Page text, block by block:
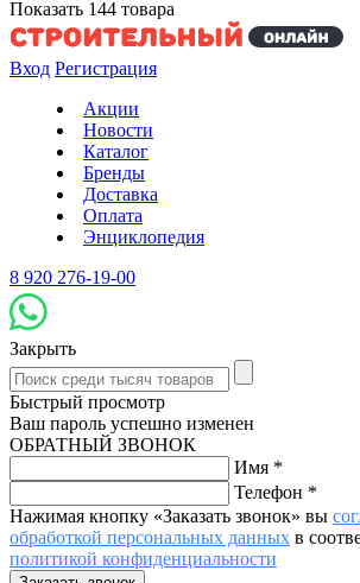
Показать 144 товара
Вход Регистрация
Акции
Новости
Каталог
Бренды
Доставка
Оплата
Энциклопедия
8 920 276-19-00
Закрыть
Быстрый просмотр
Ваш пароль успешно изменен
ОБРАТНЫЙ ЗВОНОК
Имя *
Телефон *
Нажимая кнопку «Заказать звонок» вы
обработкой персональных данных в
политикой конфиденциальности